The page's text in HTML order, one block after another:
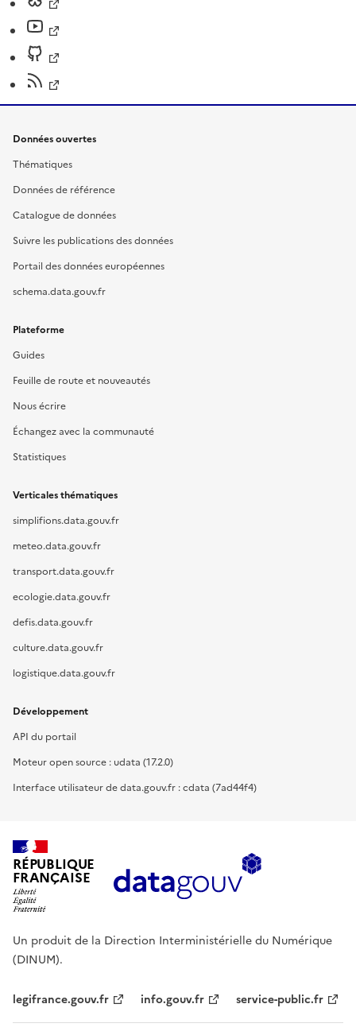
Données ouvertes
Thématiques
Données de référence
Catalogue de données
Suivre les publications des données
Portail des données européennes
schema.data.gouv.fr
Plateforme
Guides
Feuille de route et nouveautés
Nous écrire
Échangez avec la communauté
Statistiques
Verticales thématiques
simplifions.data.gouv.fr
meteo.data.gouv.fr
transport.data.gouv.fr
ecologie.data.gouv.fr
defis.data.gouv.fr
culture.data.gouv.fr
logistique.data.gouv.fr
Développement
API du portail
Moteur open source : udata (17.2.0)
Interface utilisateur de data.gouv.fr : cdata (7ad44f4)
RÉPUBLIQUE
FRANÇAISE
Un produit de la Direction Interministérielle du Numérique
(DINUM).
legifrance.gouv.fr info.gouv.fr service-public.fr